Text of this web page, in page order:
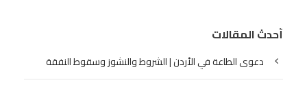
أحدث المقالات
دعوى الطاعة في الأردن | الشروط والنشوز وسقوط النفقة